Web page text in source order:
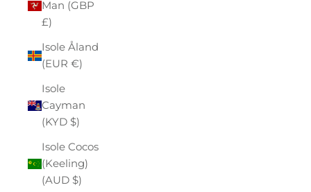
Man (GBP
£)
Isole Åland
(EUR €)
Isole
Cayman
(KYD $)
Isole Cocos
(Keeling)
(AUD $)